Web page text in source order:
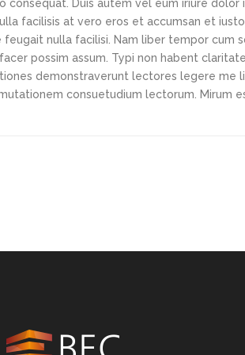
consequat. Duis autem vel eum iriure
facilisis at vero eros et accumsan et
feugait nulla facilisi. Nam liber tempor cum
possim assum. Typi non habent
demonstraverunt lectores legere me
consuetudium lectorum. Mirum